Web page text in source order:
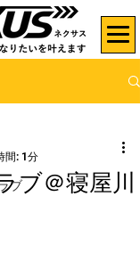
ブブ＠寝屋川
間: 1分